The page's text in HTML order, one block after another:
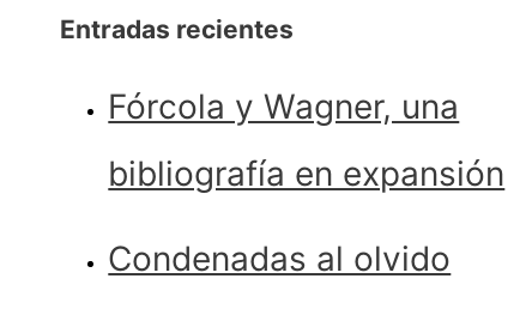
Entradas recientes
Fórcola y Wagner, una
bibliografía en expansión
Condenadas al olvido